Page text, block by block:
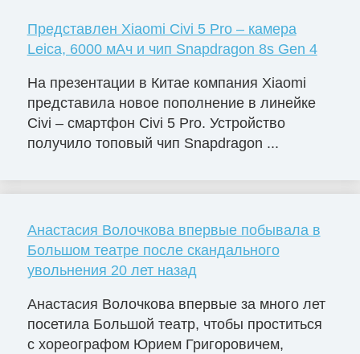
Представлен Xiaomi Civi 5 Pro – камера
Leica, 6000 мАч и чип Snapdragon 8s Gen 4
На презентации в Китае компания Xiaomi
представила новое пополнение в линейке
Civi – смартфон Civi 5 Pro. Устройство
получило топовый чип Snapdragon ...
Анастасия Волочкова впервые побывала в
Большом театре после скандального
увольнения 20 лет назад
Анастасия Волочкова впервые за много лет
посетила Большой театр, чтобы проститься
с хореографом Юрием Григоровичем,